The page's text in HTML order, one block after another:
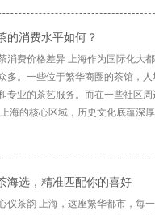
的消费水平如何？
消费价格差异 上海作为国际化大
多。一些位于繁华商圈的茶馆，
专业的茶艺服务。而在一些社区
海的核心区域，历史文化底蕴深
海选，精准匹配你的喜好
仪茶韵 上海，这座繁华都市，每